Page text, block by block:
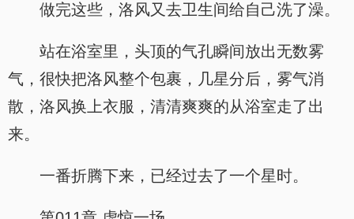
做完这些，洛风又去卫生间给自己洗了澡。
站在浴室里，头顶的气孔瞬间放出无数雾
气，很快把洛风整个包裹，几星分后，雾气消
散，洛风换上衣服，清清爽爽的从浴室走了出
来。
一番折腾下来，已经过去了一个星时。